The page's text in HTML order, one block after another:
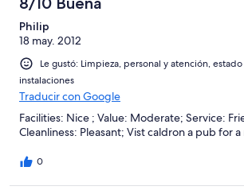
Philip
18 may. 2012
Le gustó: Limpieza, personal y atención,
instalaciones
Traducir con Google
Facilities: Nice ; Value: Moderate; Service:
Cleanliness: Pleasant; Vist caldron a pub for a
0